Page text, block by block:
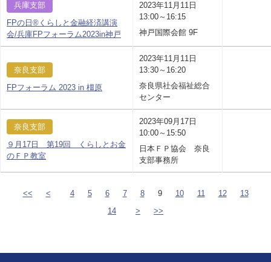
兵庫支部
FPの日®くらしと金融経済講演
会/兵庫FPフォーラム2023in神戸
2023年11月11日
13:00～16:15
神戸国際会館 9F
奈良支部
FPフォーラム 2023 in 橿原
2023年11月11日
13:30～16:20
奈良県社会福祉総合
センター
奈良支部
９月17日 第19回 くらしとお金
のＦＰ教室
2023年09月17日
10:00～15:50
日本ＦＰ協会 奈良
支部事務所
<< < 4 5 6 7 8 9 10 11 12
13
14
> >>